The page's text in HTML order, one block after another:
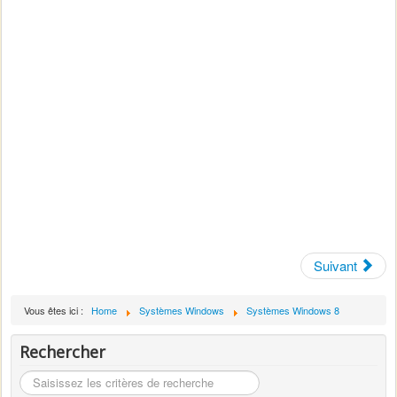
Suivant
Vous êtes ici : Home Systèmes Windows Systèmes Windows 8
Rechercher
Rechercher